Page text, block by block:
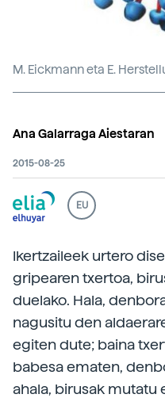
M. Eickmann eta E.
Ana Galarraga Aiestaran
2015-08-25
EU
Ikertzaileek urtero
gripearen txertoa,
duelako. Hala,
nagusitu den
egiten dute; baina
babesa ematen,
ahala, birusak mutatu